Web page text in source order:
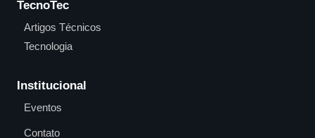
TecnoTec
Artigos Técnicos
Tecnologia
Institucional
Eventos
Contato